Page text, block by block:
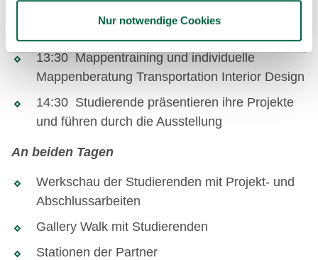
Nur notwendige Cookies
13:00 Studiengangsinformation und -beratung
13:30 Mappentraining und individuelle
Mappenberatung Transportation Interior Design
14:30 Studierende präsentieren ihre Projekte
und führen durch die Ausstellung
An beiden Tagen
Werkschau der Studierenden mit Projekt- und
Abschlussarbeiten
Gallery Walk mit Studierenden
Stationen der Partner